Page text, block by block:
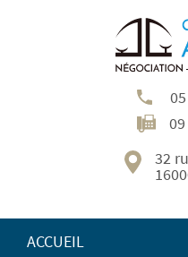
32
ACCUEIL